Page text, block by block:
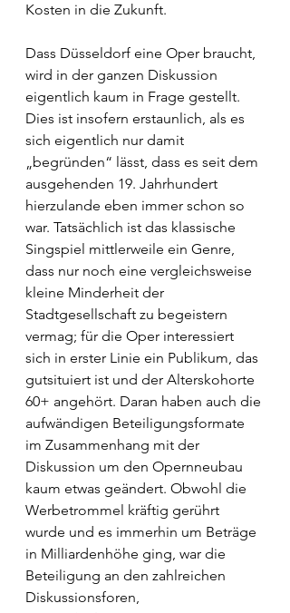
Kosten in die Zukunft.
Dass Düsseldorf eine Oper braucht,
wird in der ganzen Diskussion
eigentlich kaum in Frage gestellt.
Dies ist insofern erstaunlich, als es
sich eigentlich nur damit
„begründen“ lässt, dass es seit dem
ausgehenden 19. Jahrhundert
hierzulande eben immer schon so
war. Tatsächlich ist das klassische
Singspiel mittlerweile ein Genre,
dass nur noch eine vergleichsweise
kleine Minderheit der
Stadtgesellschaft zu begeistern
vermag; für die Oper interessiert
sich in erster Linie ein Publikum, das
gutsituiert ist und der Alterskohorte
60+ angehört. Daran haben auch die
aufwändigen Beteiligungsformate
im Zusammenhang mit der
Diskussion um den Opernneubau
kaum etwas geändert. Obwohl die
Werbetrommel kräftig gerührt
wurde und es immerhin um Beträge
in Milliardenhöhe ging, war die
Beteiligung an den zahlreichen
Diskussionsforen,